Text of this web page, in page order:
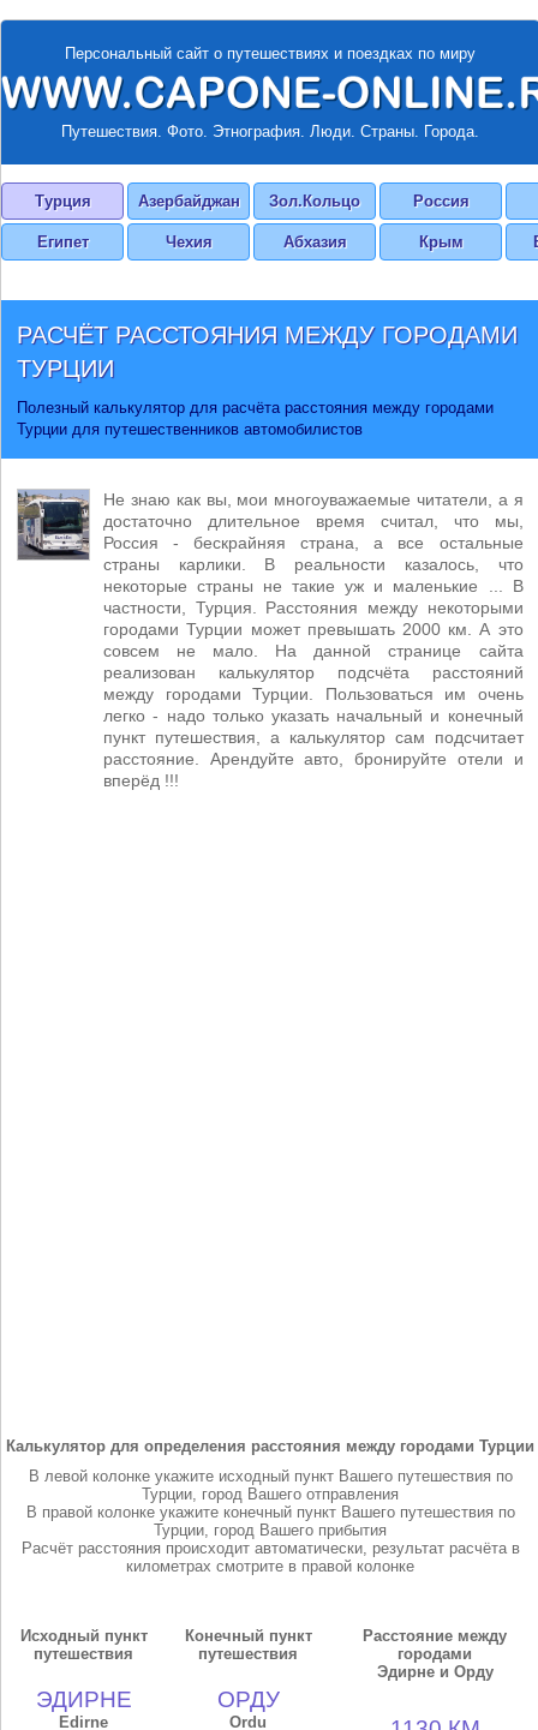
Персональный сайт о путешествиях и поездках по миру
Путешествия. Фото. Этнография. Люди. Страны. Города.
Турция Азербайджан Зол.Кольцо Россия
Египет Чехия Абхазия Крым
РАСЧЁТ РАССТОЯНИЯ МЕЖДУ ГОРОДАМИ
ТУРЦИИ
Полезный калькулятор для расчёта расстояния между городами
Турции для путешественников автомобилистов
Не знаю как вы, мои многоуважаемые читатели, а я
достаточно длительное время считал, что мы,
Россия - бескрайняя страна, а все остальные
страны карлики. В реальности казалось, что
некоторые страны не такие уж и маленькие ... В
частности, Турция. Расстояния между некоторыми
городами Турции может превышать 2000 км. А это
совсем не мало. На данной странице сайта
реализован калькулятор подсчёта расстояний
между городами Турции. Пользоваться им очень
легко - надо только указать начальный и конечный
пункт путешествия, а калькулятор сам подсчитает
расстояние. Арендуйте авто, бронируйте отели и
вперёд !!!
Калькулятор для определения расстояния между городами Турции
В левой колонке укажите исходный пункт Вашего путешествия по
Турции, город Вашего отправления
В правой колонке укажите конечный пункт Вашего путешествия по
Турции, город Вашего прибытия
Расчёт расстояния происходит автоматически, результат расчёта в
километрах смотрите в правой колонке
Исходный пункт
путешествия
ЭДИРНЕ
Edirne
Конечный пункт
путешествия
ОРДУ
Ordu
Расстояние между
городами
Эдирне и Орду